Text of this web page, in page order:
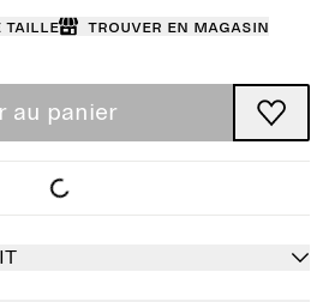
taille Trouver en magasin
au panier